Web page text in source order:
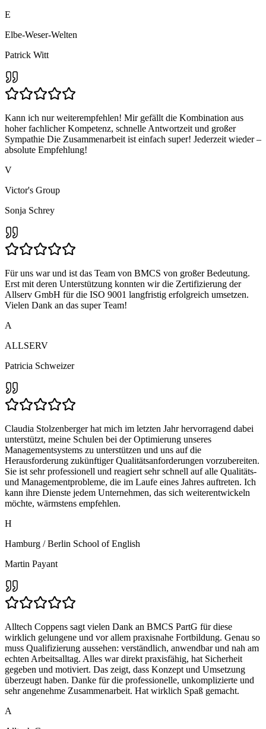
E
Elbe-Weser-Welten
Patrick Witt
Kann ich nur weiterempfehlen! Mir gefällt die Kombination aus
hoher fachlicher Kompetenz, schnelle Antwortzeit und großer
Sympathie Die Zusammenarbeit ist einfach super! Jederzeit wieder –
absolute Empfehlung!
V
Victor's Group
Sonja Schrey
Für uns war und ist das Team von BMCS von großer Bedeutung.
Erst mit deren Unterstützung konnten wir die Zertifizierung der
Allserv GmbH für die ISO 9001 langfristig erfolgreich umsetzen.
Vielen Dank an das super Team!
A
ALLSERV
Patricia Schweizer
Claudia Stolzenberger hat mich im letzten Jahr hervorragend dabei
unterstützt, meine Schulen bei der Optimierung unseres
Managementsystems zu unterstützen und uns auf die
Herausforderung zukünftiger Qualitätsanforderungen vorzubereiten.
Sie ist sehr professionell und reagiert sehr schnell auf alle Qualitäts-
und Managementprobleme, die im Laufe eines Jahres auftreten. Ich
kann ihre Dienste jedem Unternehmen, das sich weiterentwickeln
möchte, wärmstens empfehlen.
H
Hamburg / Berlin School of English
Martin Payant
Alltech Coppens sagt vielen Dank an BMCS PartG für diese
wirklich gelungene und vor allem praxisnahe Fortbildung. Genau so
muss Qualifizierung aussehen: verständlich, anwendbar und nah am
echten Arbeitsalltag. Alles war direkt praxisfähig, hat Sicherheit
gegeben und motiviert. Das zeigt, dass Konzept und Umsetzung
überzeugt haben. Danke für die professionelle, unkomplizierte und
sehr angenehme Zusammenarbeit. Hat wirklich Spaß gemacht.
A